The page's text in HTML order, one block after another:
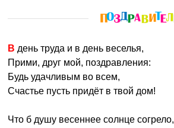
В день труда и в день веселья,
Прими, друг мой, поздравления:
Будь удачливым во всем,
Счастье пусть придёт в твой дом!
Что б душу весеннее солнце согрело,